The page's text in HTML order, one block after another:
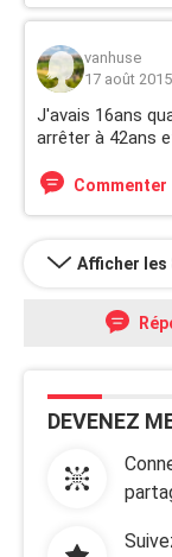
vanhuse
17 août
J'avais 16ans
arrêter à 42ans
Commenter
Afficher les
DEVENEZ